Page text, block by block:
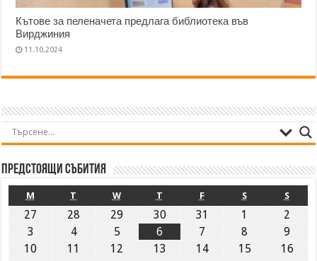
Кътове за пеленачета предлага библиотека във
Вирджиния
11.10.2024
Предстоящи събития
M T W T F S S
27 28 29 30 31 1
2
3
4 5 6 7 8
9
10
11 12 13 14 15
16